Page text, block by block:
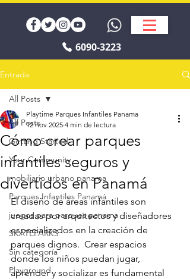
6090-3223
Entrada
All Posts
Getting Started
Your Community
mobiliario urbano panama
Parques Infantiles Panamá
juegos para parques panama
SKATEPARKS
Sin categoría
Playground
All Posts
Cómo crear parques
infantiles seguros y
divertidos en Panamá
Playtime Parques Infantiles Panama
12 nov 2025 4 min de lectura
El diseño de áreas infantiles son
creadas por arquitectos y diseñadores
especializados en la creación de
parques dignos.  Crear espacios
donde los niños puedan jugar,
aprender y socializar es fundamental